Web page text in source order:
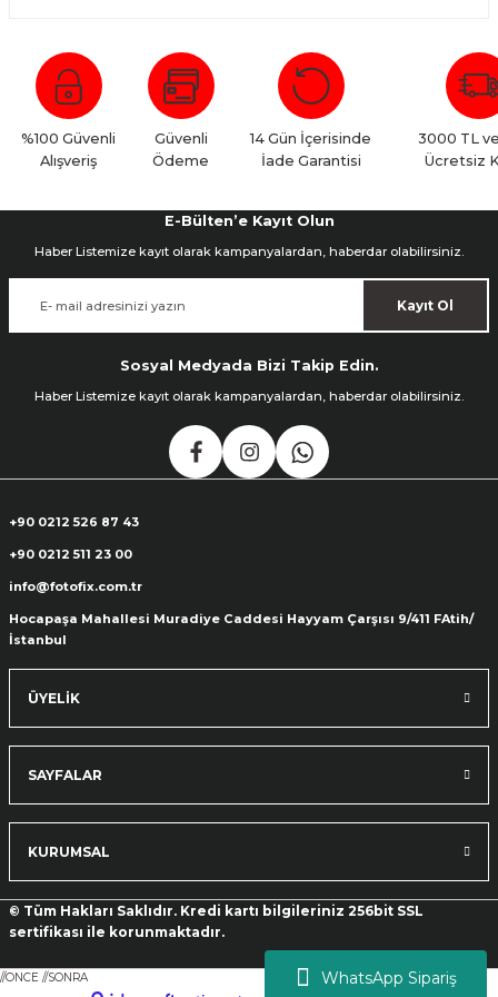
WhatsApp Sipariş
Setleri
%100 Güvenli
Alışveriş
Güvenli
Ödeme
14 Gün İçerisinde
İade Garantisi
3000 TL
Ücretsiz
E-Bülten’e Kayıt Olun
Haber Listemize kayıt olarak kampanyalardan, haberdar olabilirsiniz.
Kayıt Ol
Sosyal Medyada Bizi Takip Edin.
Haber Listemize kayıt olarak kampanyalardan, haberdar olabilirsiniz.
+90 0212 526 87 43
+90 0212 511 23 00
info@fotofix.com.tr
Hocapaşa Mahallesi Muradiye Caddesi Hayyam Çarşısı 9/411 FAtih/
İstanbul
ÜYELİK
SAYFALAR
KURUMSAL
© Tüm Hakları Saklıdır. Kredi kartı bilgileriniz 256bit SSL
sertifikası ile korunmaktadır.
//ONCE //SONRA